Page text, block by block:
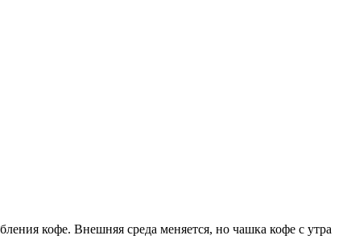
кофе. Внешняя среда меняется, но чашка кофе с утра